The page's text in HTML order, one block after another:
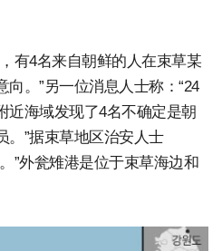
有4名来自朝鲜的人在束草某
。”另一位消息人士称：“24
近海域发现了4名不确定是朝
。”据束草地区治安人士
”外瓮雉港是位于束草海边和